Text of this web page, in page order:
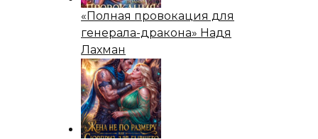
«Полная провокация для
генерала-дракона» Надя
Лахман